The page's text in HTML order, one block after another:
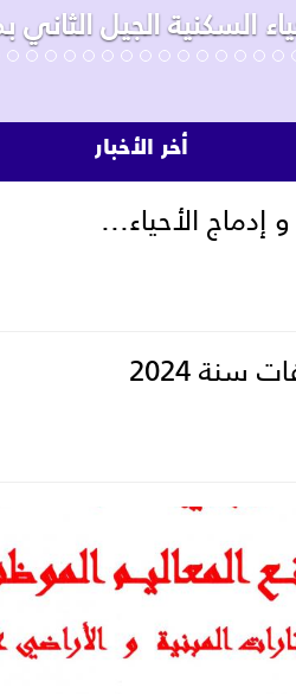
أخر الأخبار
إدماج الأحياء...
سنة 2024